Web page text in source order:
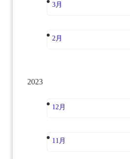
3月
2月
2023
12月
11月